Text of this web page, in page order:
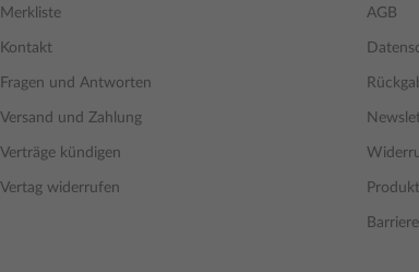
Merkliste
Kontakt
Fragen und Antworten
Versand und Zahlung
Verträge kündigen
Vertag widerrufen
AGB